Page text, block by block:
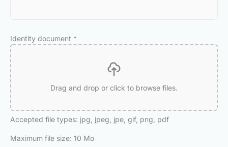
Identity document *
Drag and drop or click to browse files.
Accepted file types: jpg, jpeg, jpe, gif, png, pdf
Maximum file size: 10 Mo